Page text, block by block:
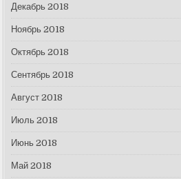
Декабрь 2018
Ноябрь 2018
Октябрь 2018
Сентябрь 2018
Август 2018
Июль 2018
Июнь 2018
Май 2018